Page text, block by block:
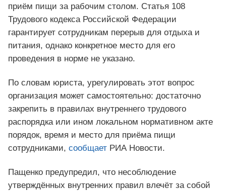
приём пищи за рабочим столом. Статья 108
Трудового кодекса Российской Федерации
гарантирует сотрудникам перерыв для отдыха и
питания, однако конкретное место для его
проведения в норме не указано.
По словам юриста, урегулировать этот вопрос
организация может самостоятельно: достаточно
закрепить в правилах внутреннего трудового
распорядка или ином локальном нормативном акте
порядок, время и место для приёма пищи
сотрудниками, сообщает РИА Новости.
Пащенко предупредил, что несоблюдение
утверждённых внутренних правил влечёт за собой